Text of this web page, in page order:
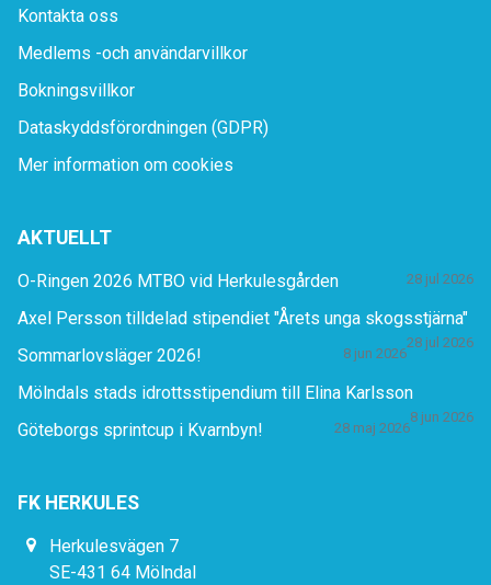
Kontakta oss
Medlems -och användarvillkor
Bokningsvillkor
Dataskyddsförordningen (GDPR)
Mer information om cookies
AKTUELLT
O-Ringen 2026 MTBO vid Herkulesgården 28 jul 2026
Axel Persson tilldelad stipendiet "Årets unga skogsstjärna"
28 jul 2026
Sommarlovsläger 2026! 8 jun 2026
Mölndals stads idrottsstipendium till Elina Karlsson
8 jun 2026
Göteborgs sprintcup i Kvarnbyn! 28 maj 2026
FK HERKULES
Herkulesvägen 7
SE-431 64 Mölndal